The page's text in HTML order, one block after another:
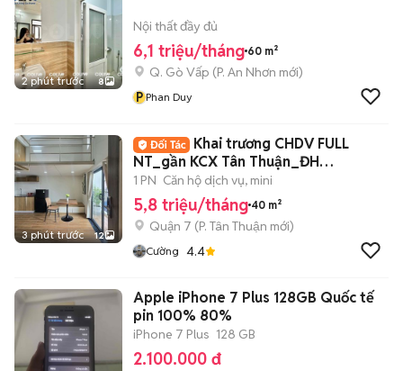
2 phút trước 8
Nội thất đầy đủ
6,1 triệu/tháng 60 m²
Q. Gò Vấp (P. An Nhơn mới)
P Phan Duy
3 phút trước 12
Khai trương CHDV FULL
NT_gần KCX Tân Thuận_ĐH
UFM_KDC Nam Long New100%
1 PN Căn hộ dịch vụ, mini
5,8 triệu/tháng 40 m²
Quận 7 (P. Tân Thuận mới)
Cường 4.4
Apple iPhone 7 Plus 128GB Quốc tế
pin 100% 80%
iPhone 7 Plus 128 GB
2.100.000 đ